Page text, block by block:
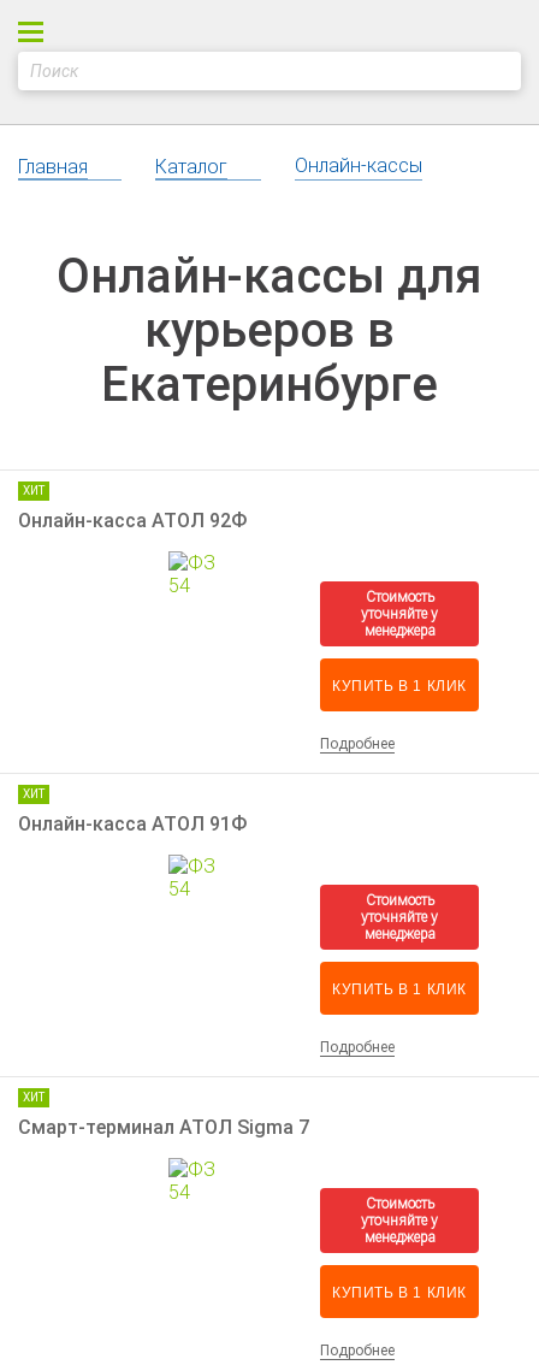
Главная Каталог Онлайн-кассы
Онлайн-кассы для
курьеров в
Екатеринбурге
ХИТ
Онлайн-касса АТОЛ 92Ф
КУПИТЬ В 1 КЛИК
Подробнее
ХИТ
Онлайн-касса АТОЛ 91Ф
КУПИТЬ В 1 КЛИК
Подробнее
ХИТ
Смарт-терминал АТОЛ Sigma 7
КУПИТЬ В 1 КЛИК
Подробнее